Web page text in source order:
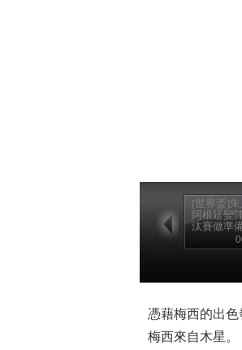
[世界盃]朱
阿根廷變
汰賽做準
憑藉梅西的出
梅西來自木星。